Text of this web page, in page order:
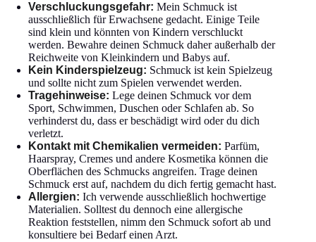
Verschluckungsgefahr: Mein Schmuck ist
ausschließlich für Erwachsene gedacht. Einige Teile
sind klein und könnten von Kindern verschluckt
werden. Bewahre deinen Schmuck daher außerhalb der
Reichweite von Kleinkindern und Babys auf.
Kein Kinderspielzeug: Schmuck ist kein Spielzeug
und sollte nicht zum Spielen verwendet werden.
Tragehinweise: Lege deinen Schmuck vor dem
Sport, Schwimmen, Duschen oder Schlafen ab. So
verhinderst du, dass er beschädigt wird oder du dich
verletzt.
Kontakt mit Chemikalien vermeiden: Parfüm,
Haarspray, Cremes und andere Kosmetika können die
Oberflächen des Schmucks angreifen. Trage deinen
Schmuck erst auf, nachdem du dich fertig gemacht hast.
Allergien: Ich verwende ausschließlich hochwertige
Materialien. Solltest du dennoch eine allergische
Reaktion feststellen, nimm den Schmuck sofort ab und
konsultiere bei Bedarf einen Arzt.